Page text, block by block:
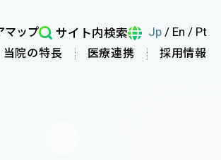
当院の特長 医療連携 採用情報
マップ サイト内検索 Jp / En / Pt